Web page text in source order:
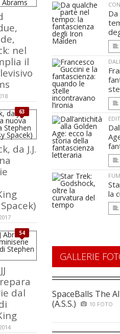
nel
il
63
da J.J.
54
dal
la
GALLERIE
SpaceBalls The
(A.S.S.)
10 FOTO